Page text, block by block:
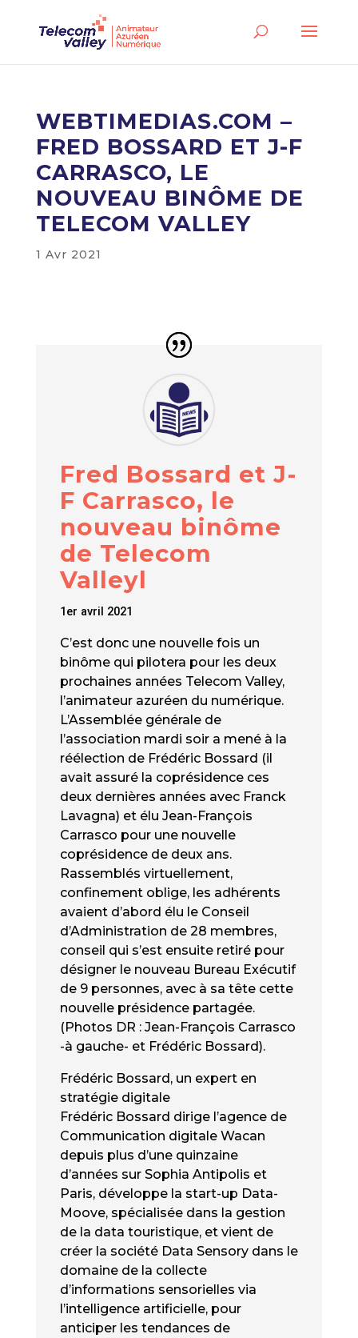
WEBTIMEDIAS.COM –
FRED BOSSARD ET J-F
CARRASCO, LE
NOUVEAU BINÔME DE
TELECOM VALLEY
1 Avr 2021
Fred Bossard et J-
F Carrasco, le
nouveau binôme
de Telecom
Valleyl
1er avril 2021
C’est donc une nouvelle fois un
binôme qui pilotera pour les deux
prochaines années Telecom Valley,
l’animateur azuréen du numérique.
L’Assemblée générale de
l’association mardi soir a mené à la
réélection de Frédéric Bossard (il
avait assuré la coprésidence ces
deux dernières années avec Franck
Lavagna) et élu Jean-François
Carrasco pour une nouvelle
coprésidence de deux ans.
Rassemblés virtuellement,
confinement oblige, les adhérents
avaient d’abord élu le Conseil
d’Administration de 28 membres,
conseil qui s’est ensuite retiré pour
désigner le nouveau Bureau Exécutif
de 9 personnes, avec à sa tête cette
nouvelle présidence partagée.
(Photos DR : Jean-François Carrasco
-à gauche- et Frédéric Bossard).
Frédéric Bossard, un expert en
stratégie digitale
Frédéric Bossard dirige l’agence de
Communication digitale Wacan
depuis plus d’une quinzaine
d’années sur Sophia Antipolis et
Paris, développe la start-up Data-
Moove, spécialisée dans la gestion
de la data touristique, et vient de
créer la société Data Sensory dans le
domaine de la collecte
d’informations sensorielles via
l’intelligence artificielle, pour
anticiper les tendances de